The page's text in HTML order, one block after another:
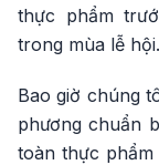
thực phẩm
trong mùa lễ hội.
Bao giờ chúng
phương chuẩn
toàn thực